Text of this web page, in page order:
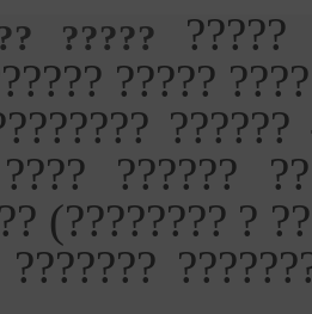
????
??????
???????? ?
??? ???
????????
??????